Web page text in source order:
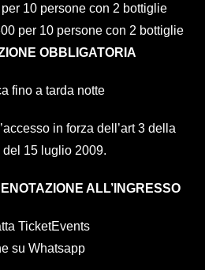
10 persone con 2 bottiglie
per 10 persone con 2 bottiglie
OBBLIGATORIA
fino a tarda notte
in forza dell’art 3 della
del 15 luglio 2009.
ALL’INGRESSO
TicketEvents
su Whatsapp